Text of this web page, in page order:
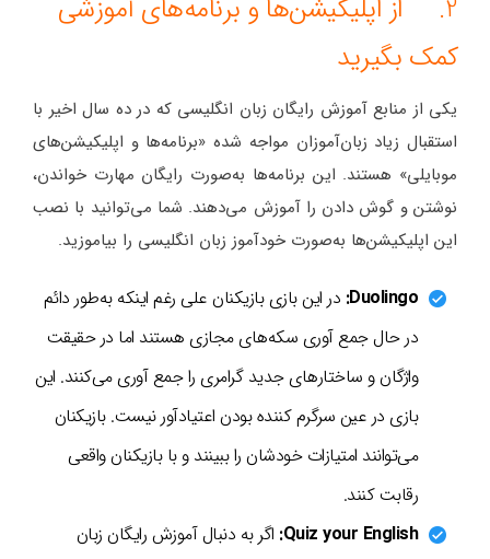
2. از اپلیکیشن‌ها و برنامه‌های آموزشی
کمک بگیرید
یکی از منابع آموزش رایگان زبان انگلیسی که در ده سال اخیر با
استقبال زیاد زبان‌آموزان مواجه شده «برنامه‌ها و اپلیکیشن‌های
موبایلی» هستند. این برنامه‌ها به‌صورت رایگان مهارت خواندن،
نوشتن و گوش دادن را آموزش می‌دهند. شما می‌توانید با نصب
این اپلیکیشن‌ها به‌صورت خودآموز زبان انگلیسی را بیاموزید.
Duolingo: در این بازی بازیکنان علی رغم اینکه به‌طور دائم
در حال جمع آوری سکه‌های مجازی هستند اما در حقیقت
واژگان و ساختارهای جدید گرامری را جمع آوری می‌کنند. این
بازی در عین سرگرم کننده بودن اعتیادآور نیست. بازیکنان
می‌توانند امتیازات خودشان را ببینند و با بازیکنان واقعی
رقابت کنند.
Quiz your English: اگر به دنبال آموزش رایگان زبان